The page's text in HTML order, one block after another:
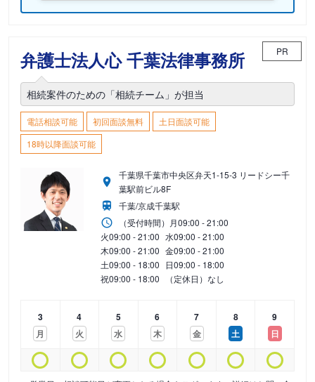
弁護士法人心 千葉法律事務所 PR
相続案件のための「相続チーム」が担当
電話相談可能 初回面談無料
土日面談可能
18時以降面談可能
千葉県千葉市中央区弁天1-15-3 リードシー千
葉駅前ビル8F
千葉/京成千葉駅
（受付時間） 月09:00 - 21:00
火09:00 - 21:00 水09:00 - 21:00
木09:00 - 21:00 金09:00 - 21:00
土09:00 - 18:00 日09:00 - 18:00
祝09:00 - 18:00 （定休日）なし
3
月
4
火
5
水
6
木
7
金
8
土
9
日